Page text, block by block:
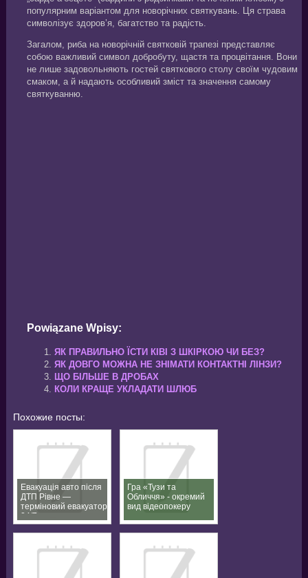
популярним варіантом для новорічних святкувань. Ця страва
символізує здоров’я, багатство та радість.
Загалом, риба на новорічній святковій трапезі представляє
собою важливий символ добробуту, щастя та процвітання. Вони
не лише задовольняють гостей святкового столу своїм чудовим
смаком, а й надають особливий зміст та значення самому
святкуванню.
Powiązane Wpisy:
ЯК ПРАВИЛЬНО ЇСТИ КІВІ З ШКІРКОЮ ЧИ БЕЗ?
ЯК ДОВГО МОЖНА НЕ ЗНІМАТИ КОНТАКТНІ ЛІНЗИ?
ЩО БІЛЬШЕ В ДРОБАХ
КОЛИ КРАЩЕ УКЛАДАТИ ШЛЮБ
Похожие посты:
Евакуація авто після
ДТП Рівне —
терміновий евакуатор
24/7
Гра «Тузи та
Обличчя» - окремий
вид відеопокеру